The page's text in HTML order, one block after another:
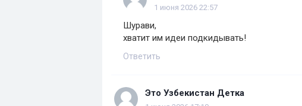
1 июня 2026 22:57
Шурави,
хватит им идеи подкидывать!
Ответить
Это Узбекистан Детка